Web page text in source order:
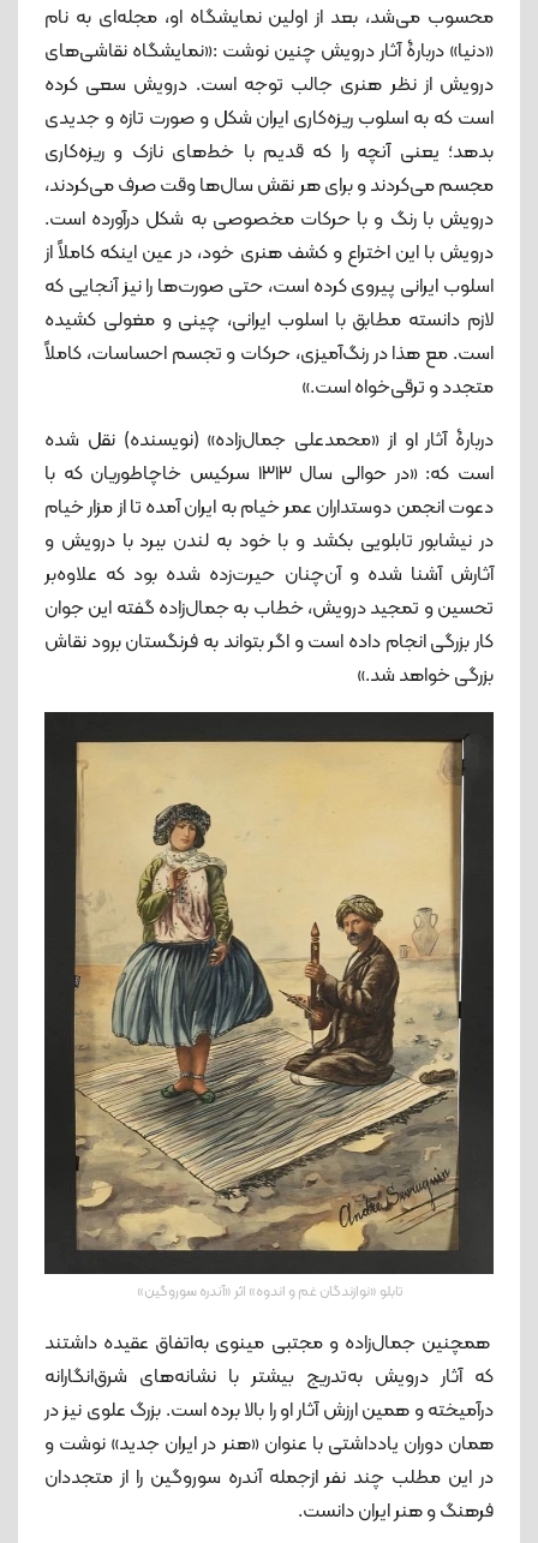
محسوب می‌شد، بعد از اولین نمایشگاه او، مجله‌ای به نام
«دنیا» دربارۀ آثار درویش چنین نوشت :«نمایشگاه نقاشی‌های
درویش از نظر هنری جالب توجه است. درویش سعی کرده
است که به اسلوب ریزه‌کاری ایران شکل و صورت تازه‌ و جدیدی
بدهد؛ یعنی آنچه را که قدیم با خط‌های نازک و ریزه‌کاری
مجسم می‌کردند و برای هر نقش سال‌ها وقت صرف می‌کردند،
درویش با رنگ و با حرکات مخصوصی به شکل درآورده است.
درویش با این اختراع و کشف هنری خود، در عین اینکه کاملاً از
اسلوب ایرانی پیروی کرده است، حتی صورت‌ها را نیز آنجایی که
لازم دانسته مطابق با اسلوب ایرانی، چینی و مغولی کشیده
است. مع هذا در رنگ‌آمیزی، حرکات و تجسم احساسات، کاملاً
متجدد و ترقی‌خواه است.»
دربارۀ آثار او از «محمدعلی جمال‌زاده» (نویسنده) نقل شده
است که: «در حوالی سال ۱۳۱۳ سرکیس خاچاطوریان که با
دعوت انجمن دوستداران عمر خیام به ایران آمده تا از مزار خیام
در نیشابور تابلویی بکشد و با خود به لندن ببرد با درویش و
آثارش آشنا شده و آن‌چنان حیرت‌زده شده بود که علاوه‌بر
تحسین و تمجید درویش، خطاب به جمال‌زاده گفته این جوان
کار بزرگی انجام داده است و اگر بتواند به فرنگستان برود نقاش
بزرگی خواهد شد.»
تابلو «نوازندگان غم و اندوه» اثر «آندره سوروگین»
همچنین جمال‌زاده و مجتبی مینوی به‌اتفاق عقیده داشتند
که آثار درویش به‌تدریج بیشتر با نشانه‌های شرق‌انگارانه
درآمیخته و همین ارزش آثار او را بالا برده است. بزرگ علوی نیز در
همان دوران یادداشتی با عنوان «هنر در ایران جدید» نوشت و
در این مطلب چند نفر ازجمله آندره سوروگین را از متجددان
فرهنگ و هنر ایران دانست.